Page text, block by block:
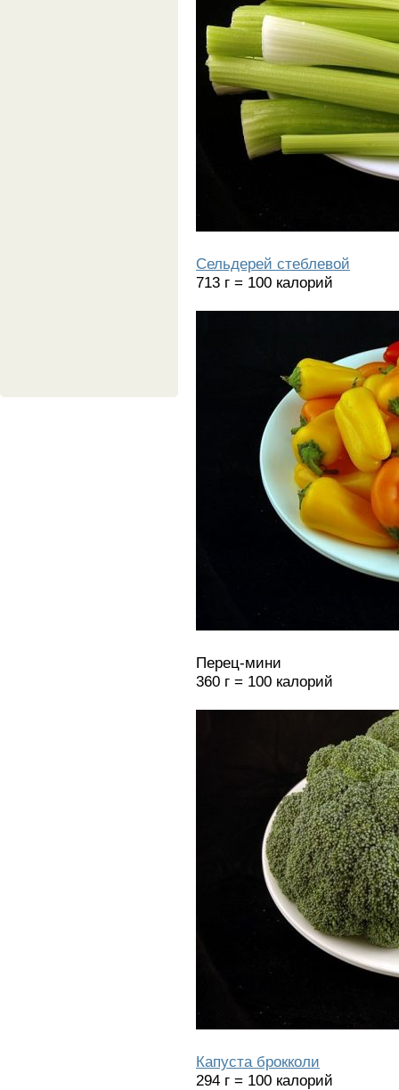
Сельдерей стеблевой
713 г = 100 калорий
Перец-мини
360 г = 100 калорий
Капуста брокколи
294 г = 100 калорий